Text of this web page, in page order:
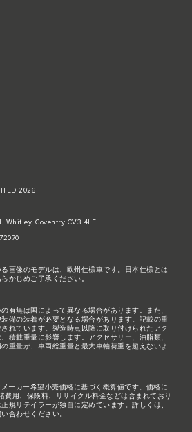
2026
Whitley, Coventry CV3 4LF.
画像のモデルは、欧州仕様車です。日本仕様とは
かじめご了承ください。
有無は国によって異なる場合があります。また、
備の装着が必要となる場合があります。記載の重
れています。製造時点以降に取り付けられたアク
積載重量に影響します。アクセサリー、油脂類、
重量が、車両総重量と最大車軸荷重を超えないよ
ーカー希望小売価格に基づく概算値です。価格に
費用、保険料、リサイクル料金などは含まれており
規リテイラーが独自に定めています。詳しくは、
合わせください。